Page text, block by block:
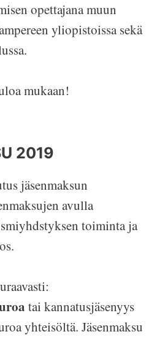
opettajana muun
yliopistoissa sekä
mukaan!
2019
jäsenmaksun
avulla
toiminta ja
tai kannatusjäsenyys
yhteisöltä. Jäsenmaksu